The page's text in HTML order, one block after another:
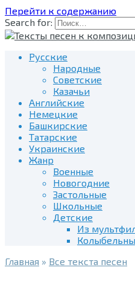
Перейти к содержанию
Search for:
Русские
Народные
Советские
Казачьи
Английские
Немецкие
Башкирские
Татарские
Украинские
Жанр
Военные
Новогодние
Застольные
Школьные
Детские
Из
Главная » Все текста песен